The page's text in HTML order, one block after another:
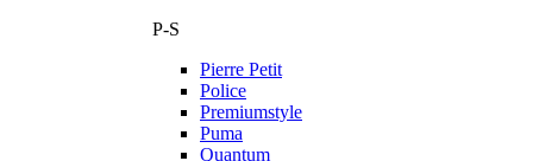
P-S
Pierre Petit
Police
Premiumstyle
Puma
Quantum